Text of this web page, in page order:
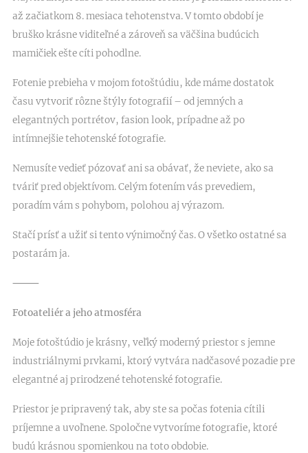
až začiatkom 8. mesiaca tehotenstva. V tomto období je
bruško krásne viditeľné a zároveň sa väčšina budúcich
mamičiek ešte cíti pohodlne.
Fotenie prebieha v mojom fotoštúdiu, kde máme dostatok
času vytvoriť rôzne štýly fotografií – od jemných a
elegantných portrétov, fasion look, prípadne až po
intímnejšie tehotenské fotografie.
Nemusíte vedieť pózovať ani sa obávať, že neviete, ako sa
tváriť pred objektívom. Celým fotením vás prevediem,
poradím vám s pohybom, polohou aj výrazom.
Stačí prísť a užiť si tento výnimočný čas. O všetko ostatné sa
postarám ja. 🤍
⸻
Fotoateliér a jeho atmosféra
Moje fotoštúdio je krásny, veľký moderný priestor s jemne
industriálnymi prvkami, ktorý vytvára nadčasové pozadie pre
elegantné aj prirodzené tehotenské fotografie.
Priestor je pripravený tak, aby ste sa počas fotenia cítili
príjemne a uvoľnene. Spoločne vytvoríme fotografie, ktoré
budú krásnou spomienkou na toto obdobie.